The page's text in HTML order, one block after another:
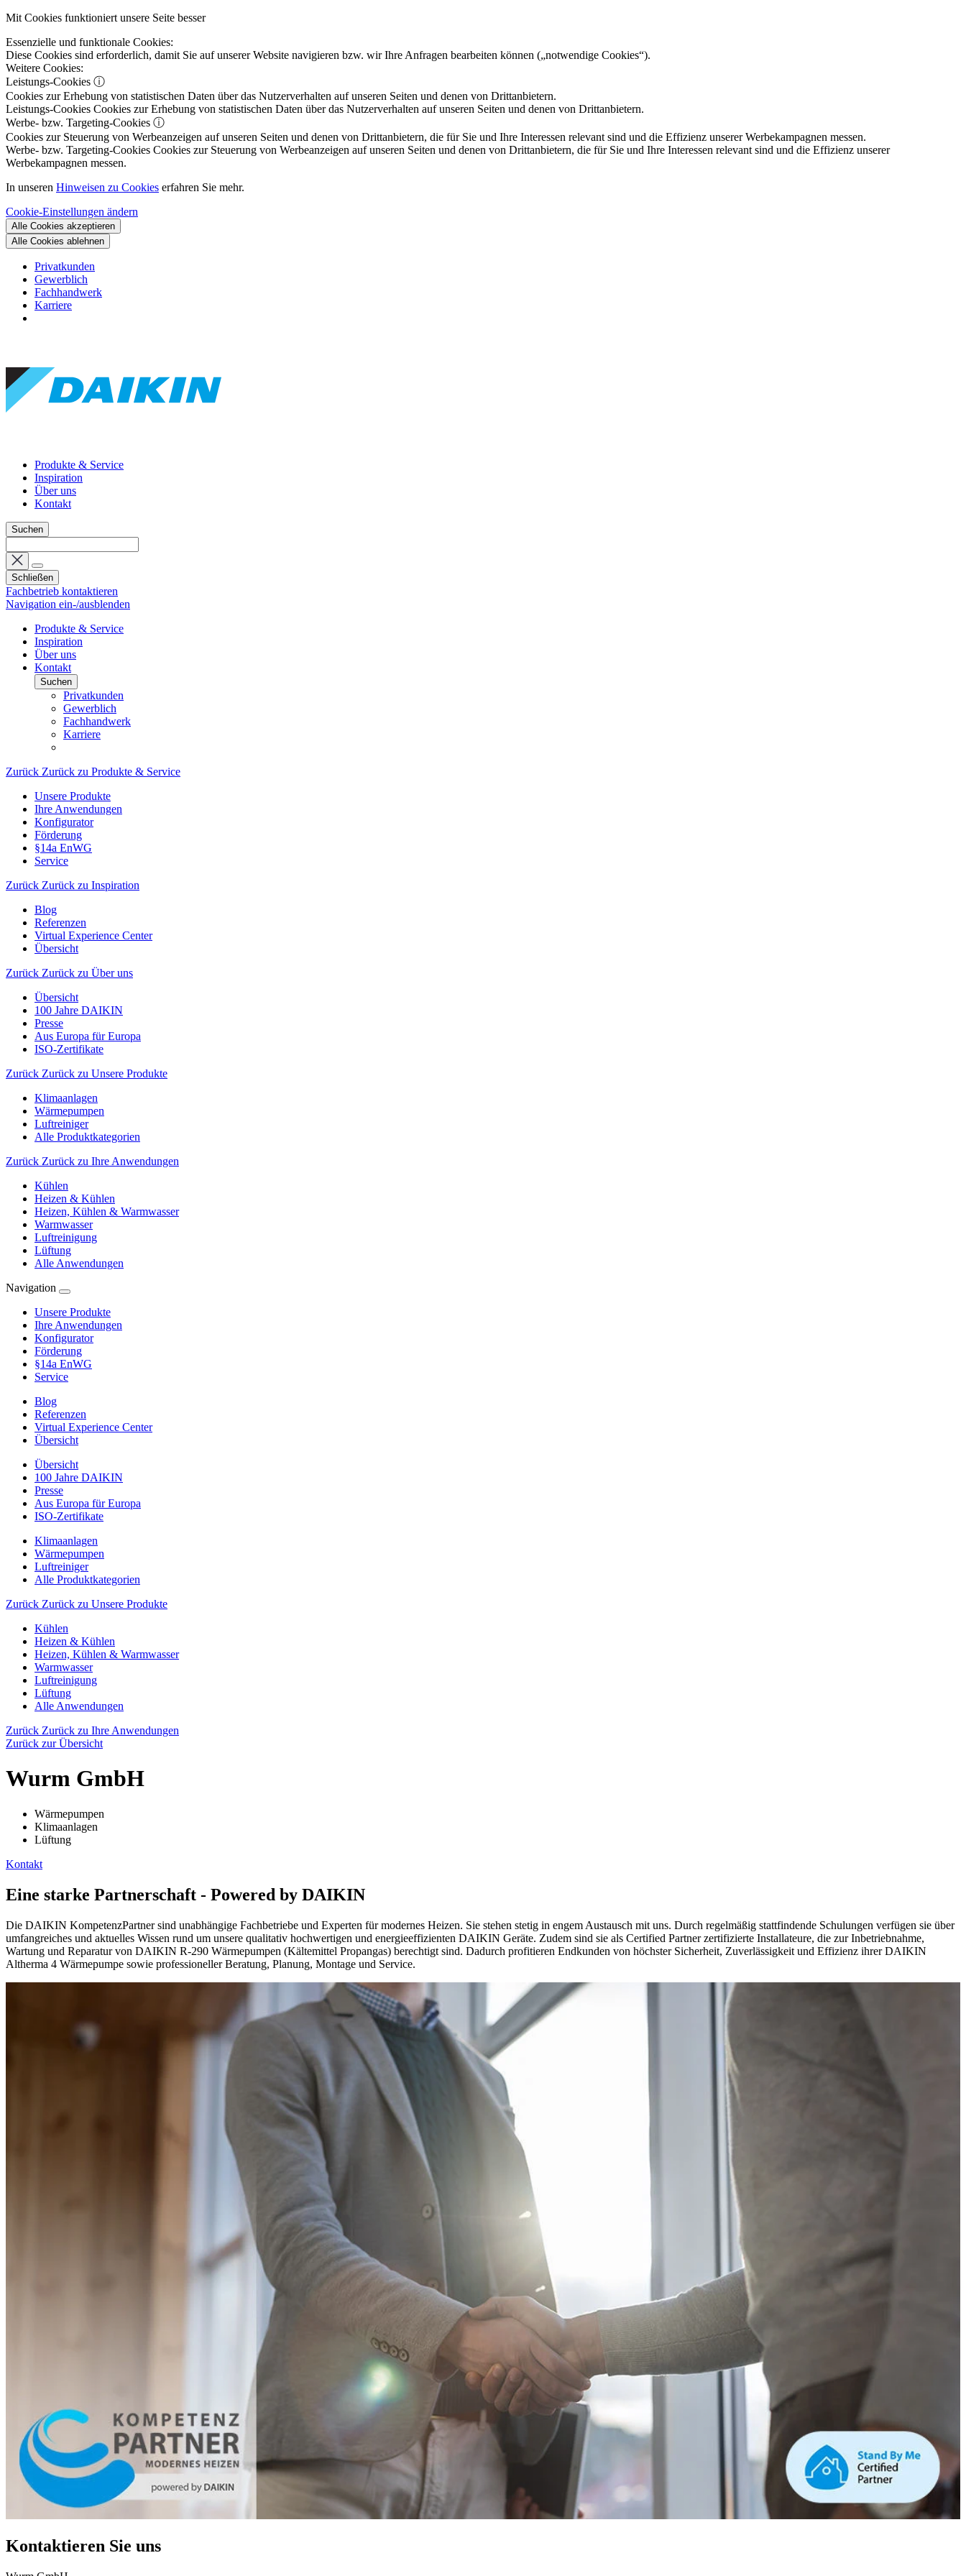
Mit Cookies funktioniert unsere Seite besser
Essenzielle und funktionale Cookies:
Diese Cookies sind erforderlich, damit Sie auf unserer Website navigieren bzw. wir Ihre Anfragen bearbeiten können („notwendige Cookies“).
Weitere Cookies:
Leistungs-Cookies ⓘ
Cookies zur Erhebung von statistischen Daten über das Nutzerverhalten auf unseren Seiten und denen von Drittanbietern.
Leistungs-Cookies Cookies zur Erhebung von statistischen Daten über das Nutzerverhalten auf unseren Seiten und denen von Drittanbietern.
Werbe- bzw. Targeting-Cookies ⓘ
Cookies zur Steuerung von Werbeanzeigen auf unseren Seiten und denen von Drittanbietern, die für Sie und Ihre Interessen relevant sind und die Effizienz unserer Werbekampagnen messen.
Werbe- bzw. Targeting-Cookies Cookies zur Steuerung von Werbeanzeigen auf unseren Seiten und denen von Drittanbietern, die für Sie und Ihre Interessen relevant sind und die Effizienz unserer
Werbekampagnen messen.
In unseren Hinweisen zu Cookies erfahren Sie mehr.
Cookie-Einstellungen ändern
Alle Cookies akzeptieren
Alle Cookies ablehnen
Privatkunden
Gewerblich
Fachhandwerk
Karriere
Produkte & Service
Inspiration
Über uns
Kontakt
Suchen
Schließen
Fachbetrieb kontaktieren
Navigation ein-/ausblenden
Produkte & Service
Inspiration
Über uns
Kontakt
Suchen
Privatkunden
Gewerblich
Fachhandwerk
Karriere
Zurück Zurück zu Produkte & Service
Unsere Produkte
Ihre Anwendungen
Konfigurator
Förderung
§14a EnWG
Service
Zurück Zurück zu Inspiration
Blog
Referenzen
Virtual Experience Center
Übersicht
Zurück Zurück zu Über uns
Übersicht
100 Jahre DAIKIN
Presse
Aus Europa für Europa
ISO-Zertifikate
Zurück Zurück zu Unsere Produkte
Klimaanlagen
Wärmepumpen
Luftreiniger
Alle Produktkategorien
Zurück Zurück zu Ihre Anwendungen
Kühlen
Heizen & Kühlen
Heizen, Kühlen & Warmwasser
Warmwasser
Luftreinigung
Lüftung
Alle Anwendungen
Navigation
Unsere Produkte
Ihre Anwendungen
Konfigurator
Förderung
§14a EnWG
Service
Blog
Referenzen
Virtual Experience Center
Übersicht
Übersicht
100 Jahre DAIKIN
Presse
Aus Europa für Europa
ISO-Zertifikate
Klimaanlagen
Wärmepumpen
Luftreiniger
Alle Produktkategorien
Zurück Zurück zu Unsere Produkte
Kühlen
Heizen & Kühlen
Heizen, Kühlen & Warmwasser
Warmwasser
Luftreinigung
Lüftung
Alle Anwendungen
Zurück Zurück zu Ihre Anwendungen
Zurück zur Übersicht
Wurm GmbH
Wärmepumpen
Klimaanlagen
Lüftung
Kontakt
Eine starke Partnerschaft - Powered by DAIKIN
Die DAIKIN KompetenzPartner sind unabhängige Fachbetriebe und Experten für modernes Heizen. Sie stehen stetig in engem Austausch mit uns. Durch regelmäßig stattfindende Schulungen verfügen sie über
umfangreiches und aktuelles Wissen rund um unsere qualitativ hochwertigen und energieeffizienten DAIKIN Geräte. Zudem sind sie als Certified Partner zertifizierte Installateure, die zur Inbetriebnahme,
Wartung und Reparatur von DAIKIN R-290 Wärmepumpen (Kältemittel Propangas) berechtigt sind. Dadurch profitieren Endkunden von höchster Sicherheit, Zuverlässigkeit und Effizienz ihrer DAIKIN
Altherma 4 Wärmepumpe sowie professioneller Beratung, Planung, Montage und Service. ​
Kontaktieren Sie uns